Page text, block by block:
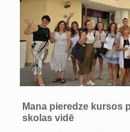
Mana pieredze kursos
skolas vidē